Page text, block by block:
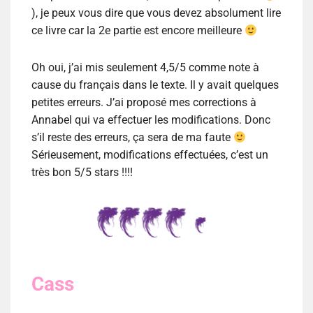
), je peux vous dire que vous devez absolument lire
ce livre car la 2e partie est encore meilleure
Oh oui, j’ai mis seulement 4,5/5 comme note à
cause du français dans le texte. Il y avait quelques
petites erreurs. J’ai proposé mes corrections à
Annabel qui va effectuer les modifications. Donc
s’il reste des erreurs, ça sera de ma faute
Sérieusement, modifications effectuées, c’est un
très bon 5/5 stars !!!!
Cass